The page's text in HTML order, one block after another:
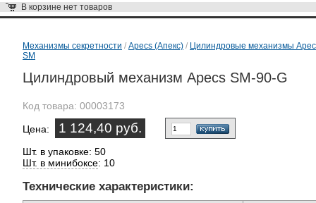
В корзине нет товаров
Механизмы секретности / Apecs (Апекс) / Цилиндровые механизмы
SM
Цилиндровый механизм Apecs SM-90-G
Код товара: 00003173
Цена: 1 124,40 руб.
Шт. в упаковке: 50
Шт. в минибоксе: 10
Технические характеристики: